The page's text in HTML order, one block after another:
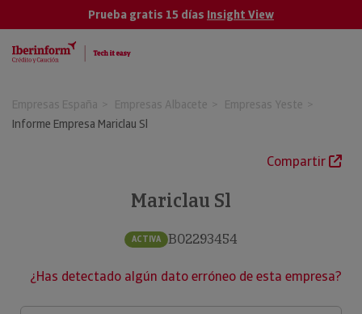
Prueba gratis 15 días Insight View
Empresas España Empresas Albacete
Empresas Yeste
Informe Empresa Mariclau Sl
Compartir
Mariclau Sl
ACTIVA B02293454
¿Has detectado algún dato erróneo de esta empresa?